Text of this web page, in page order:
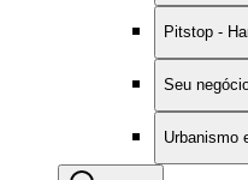
Pitstop -
Seu
Urbanismo